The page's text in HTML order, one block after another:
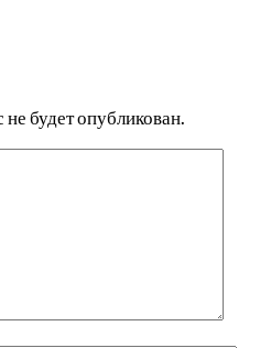
будет опубликован.